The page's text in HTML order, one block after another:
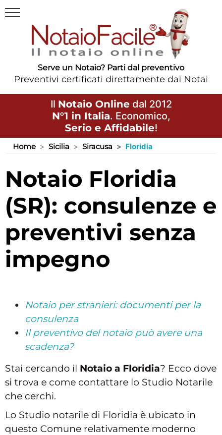
Serve un Notaio? Parti dal preventivo
Preventivi certificati direttamente dai Notai
Il Notaio Online dal 2012
N°1 in Italia. Economico,
Serio e Affidabile!
Home Sicilia Siracusa Floridia
Notaio Floridia
(SR): consulenze e
preventivi senza
impegno
Notaio per stranieri: documenti per la
consulenza
Il preventivo del notaio può avere una
scadenza?
Stai cercando il Notaio a Floridia? Ecco dove
si trova e come contattare lo Studio Notarile
che cerchi.
Lo Studio notarile di Floridia è ubicato in
questo Comune relativamente moderno